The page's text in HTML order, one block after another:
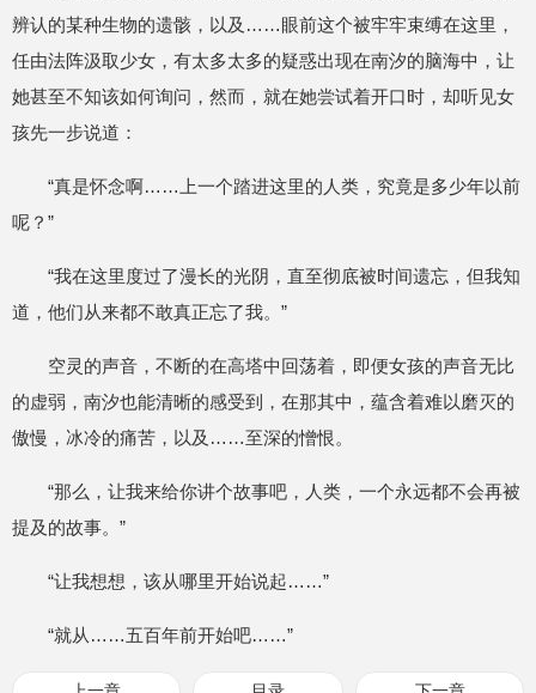
辨认的某种生物的遗骸，以及……眼前这个被牢牢束缚在这里，
任由法阵汲取少女，有太多太多的疑惑出现在南汐的脑海中，让
她甚至不知该如何询问，然而，就在她尝试着开口时，却听见女
孩先一步说道：
“真是怀念啊……上一个踏进这里的人类，究竟是多少年以前
呢？”
“我在这里度过了漫长的光阴，直至彻底被时间遗忘，但我知
道，他们从来都不敢真正忘了我。”
空灵的声音，不断的在高塔中回荡着，即便女孩的声音无比
的虚弱，南汐也能清晰的感受到，在那其中，蕴含着难以磨灭的
傲慢，冰冷的痛苦，以及……至深的憎恨。
“那么，让我来给你讲个故事吧，人类，一个永远都不会再被
提及的故事。”
“让我想想，该从哪里开始说起……”
“就从……五百年前开始吧……”